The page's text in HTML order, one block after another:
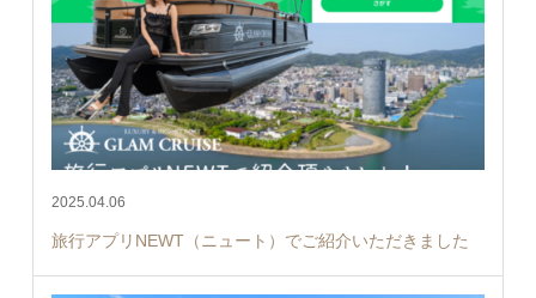
2025.04.06
旅行アプリNEWT（ニュート）でご紹介いただきました